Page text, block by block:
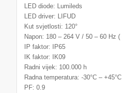
LED diode: Lumileds
LED driver: LIFUD
Kut svjetlosti: 120°
Napon: 180 – 264 V / 50 – 60 Hz
IP faktor: IP65
IK faktor: IK09
Radni vijek: 100.000 h
Radna temperatura: -30°C – +45°C
PF: 0.9